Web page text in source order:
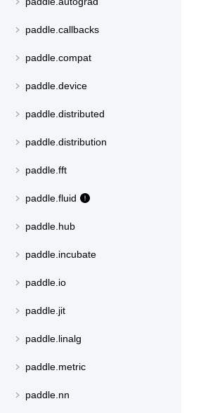
paddle.callbacks
paddle.compat
paddle.device
paddle.distributed
paddle.distribution
paddle.fft
paddle.fluid
paddle.hub
paddle.incubate
paddle.io
paddle.jit
paddle.linalg
paddle.metric
paddle.nn